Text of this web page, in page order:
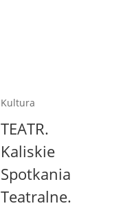
Kultura
TEATR.
Kaliskie
Spotkania
Teatralne.